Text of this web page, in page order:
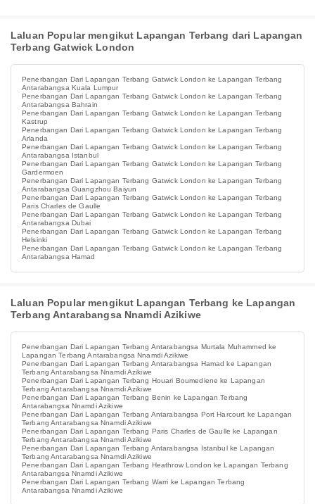
Laluan Popular mengikut Lapangan Terbang dari Lapangan
Terbang Gatwick London
Penerbangan Dari Lapangan Terbang Gatwick London ke Lapangan Terbang
Antarabangsa Kuala Lumpur
Penerbangan Dari Lapangan Terbang Gatwick London ke Lapangan Terbang
Antarabangsa Bahrain
Penerbangan Dari Lapangan Terbang Gatwick London ke Lapangan Terbang
Kastrup
Penerbangan Dari Lapangan Terbang Gatwick London ke Lapangan Terbang
Arlanda
Penerbangan Dari Lapangan Terbang Gatwick London ke Lapangan Terbang
Antarabangsa Istanbul
Penerbangan Dari Lapangan Terbang Gatwick London ke Lapangan Terbang
Gardermoen
Penerbangan Dari Lapangan Terbang Gatwick London ke Lapangan Terbang
Antarabangsa Guangzhou Baiyun
Penerbangan Dari Lapangan Terbang Gatwick London ke Lapangan Terbang
Paris Charles de Gaulle
Penerbangan Dari Lapangan Terbang Gatwick London ke Lapangan Terbang
Antarabangsa Dubai
Penerbangan Dari Lapangan Terbang Gatwick London ke Lapangan Terbang
Helsinki
Penerbangan Dari Lapangan Terbang Gatwick London ke Lapangan Terbang
Antarabangsa Hamad
Laluan Popular mengikut Lapangan Terbang ke Lapangan
Terbang Antarabangsa Nnamdi Azikiwe
Penerbangan Dari Lapangan Terbang Antarabangsa Murtala Muhammed ke
Lapangan Terbang Antarabangsa Nnamdi Azikiwe
Penerbangan Dari Lapangan Terbang Antarabangsa Hamad ke Lapangan
Terbang Antarabangsa Nnamdi Azikiwe
Penerbangan Dari Lapangan Terbang Houari Boumediene ke Lapangan
Terbang Antarabangsa Nnamdi Azikiwe
Penerbangan Dari Lapangan Terbang Benin ke Lapangan Terbang
Antarabangsa Nnamdi Azikiwe
Penerbangan Dari Lapangan Terbang Antarabangsa Port Harcourt ke Lapangan
Terbang Antarabangsa Nnamdi Azikiwe
Penerbangan Dari Lapangan Terbang Paris Charles de Gaulle ke Lapangan
Terbang Antarabangsa Nnamdi Azikiwe
Penerbangan Dari Lapangan Terbang Antarabangsa Istanbul ke Lapangan
Terbang Antarabangsa Nnamdi Azikiwe
Penerbangan Dari Lapangan Terbang Heathrow London ke Lapangan Terbang
Antarabangsa Nnamdi Azikiwe
Penerbangan Dari Lapangan Terbang Warri ke Lapangan Terbang
Antarabangsa Nnamdi Azikiwe